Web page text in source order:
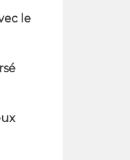
le